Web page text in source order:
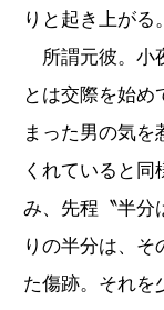
りと起き上がる。
所謂元彼。小
とは交際を始め
まった男の気を
くれていると
み、先程〝半分
りの半分は、そ
た傷跡。それを